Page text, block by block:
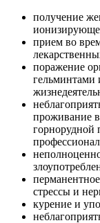
получение
прием во
поражение
гельминтами
проживание
горнорудной
стрессы и
курение и